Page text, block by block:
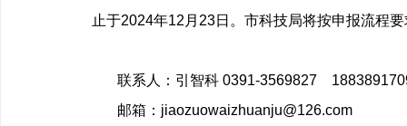
止于2024年12 月 23日。市科技局将按申报流程
联系人：引智科 0391-3569827
邮箱： jiaozuowaizhuanju@126.com